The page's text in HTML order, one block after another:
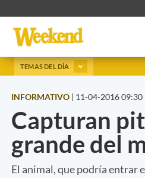
TEMAS DEL DÍA
INFORMATIVO | 11-04-2016 09:30
Capturan
grande del
El animal, que podría entrar